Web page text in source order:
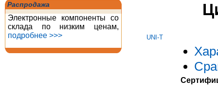
Распродажа
Электронные компоненты со
склада по низким ценам,
подробнее >>>
UNI-T